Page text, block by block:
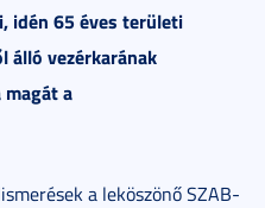
idén 65 éves területi
álló vezérkarának
a
a leköszönő SZAB-